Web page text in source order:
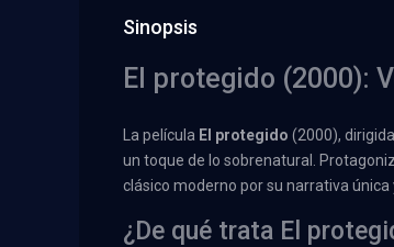
Sinopsis
El protegido (2000):
La película El protegido (2000),
un toque de lo sobrenatural.
clásico moderno por su narrativa
¿De qué trata El